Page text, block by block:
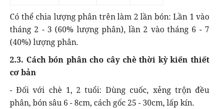
Có thể chia lượng phân trên làm 2 lần bón: Lần 1 vào
tháng 2 - 3 (60% lượng phân), lần 2 vào tháng 6 - 7
(40%) lượng phân.
2.3. Cách bón phân cho cây chè thời kỳ kiến thiết
cơ bản
- Đối với chè 1, 2 tuổi: Dùng cuốc, xẻng trộn đều
phân, bón sâu 6 - 8cm, cách gốc 25 - 30cm, lấp kín.